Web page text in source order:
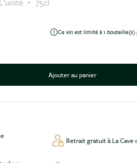
Ce vin est limité à 1 bouteille(s)
Ajouter au panier
Retrait gratuit à La Cave